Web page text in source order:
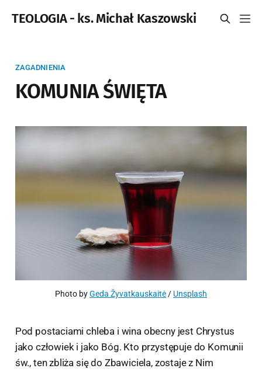
TEOLOGIA - ks. Michał Kaszowski
ZAGADNIENIA
KOMUNIA ŚWIĘTA
Photo by Geda Žyvatkauskaitė / Unsplash
Pod postaciami chleba i wina obecny jest Chrystus
jako człowiek i jako Bóg. Kto przystępuje do Komunii
św., ten zbliża się do Zbawiciela, zostaje z Nim